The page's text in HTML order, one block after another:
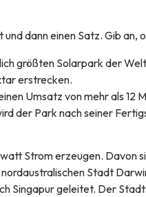
dann einen Satz. Gib
größten Solarpark der
erstrecken.
Umsatz von mehr als 12
der Park nach seiner
Strom erzeugen. Davon
Stadt
Singapur geleitet. Der